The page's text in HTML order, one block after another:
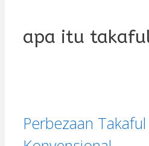
apa itu
Perbezaan